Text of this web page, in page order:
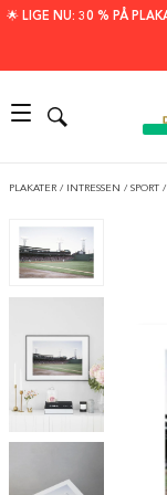
🌟 LIGE NU: 30 % PÅ
PLAKATER / INTRESSEN / SPORT /